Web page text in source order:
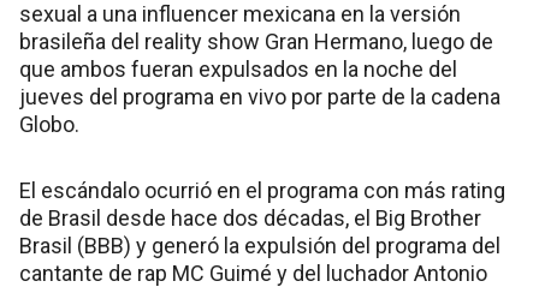
sexual a una influencer mexicana en la versión
brasileña del reality show Gran Hermano, luego de
que ambos fueran expulsados en la noche del
jueves del programa en vivo por parte de la cadena
Globo.
El escándalo ocurrió en el programa con más rating
de Brasil desde hace dos décadas, el Big Brother
Brasil (BBB) y generó la expulsión del programa del
cantante de rap MC Guimé y del luchador Antonio